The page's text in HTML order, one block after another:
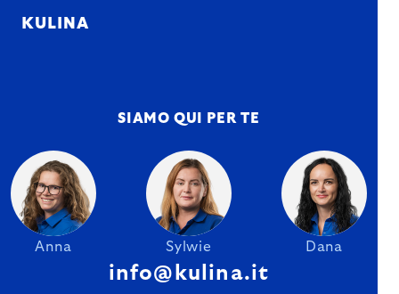
KULINA
SIAMO QUI PER TE
Anna Sylwie Dana
info@kulina.it